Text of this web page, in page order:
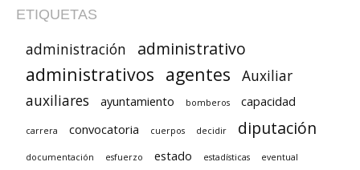
ETIQUETAS
administración administrativo
administrativos agentes
Auxiliar
auxiliares
ayuntamiento bomberos capacidad
carrera convocatoria cuerpos decidir diputación
documentación esfuerzo estado estadísticas eventual